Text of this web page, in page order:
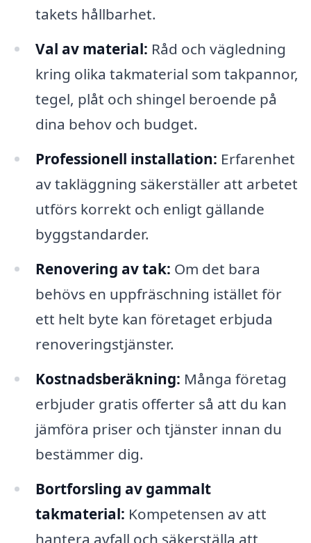
takets hållbarhet.
Val av material: Råd och vägledning
kring olika takmaterial som takpannor,
tegel, plåt och shingel beroende på
dina behov och budget.
Professionell installation: Erfarenhet
av takläggning säkerställer att arbetet
utförs korrekt och enligt gällande
byggstandarder.
Renovering av tak: Om det bara
behövs en uppfräschning istället för
ett helt byte kan företaget erbjuda
renoveringstjänster.
Kostnadsberäkning: Många företag
erbjuder gratis offerter så att du kan
jämföra priser och tjänster innan du
bestämmer dig.
Bortforsling av gammalt
takmaterial: Kompetensen av att
hantera avfall och säkerställa att